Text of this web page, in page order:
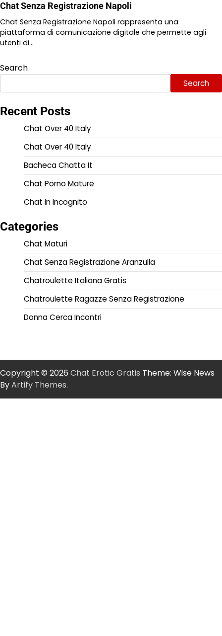
Chat Senza Registrazione Napoli
Chat Senza Registrazione Napoli rappresenta una
piattaforma di comunicazione digitale che permette agli
utenti di…
Search
Search
Recent Posts
Chat Over 40 Italy
Chat Over 40 Italy
Bacheca Chatta It
Chat Porno Mature
Chat In Incognito
Categories
Chat Maturi
Chat Senza Registrazione Aranzulla
Chatroulette Italiana Gratis
Chatroulette Ragazze Senza Registrazione
Donna Cerca Incontri
Copyright © 2026 Chat Erotic Gratis Theme: Wise News
ByArtify Themes.